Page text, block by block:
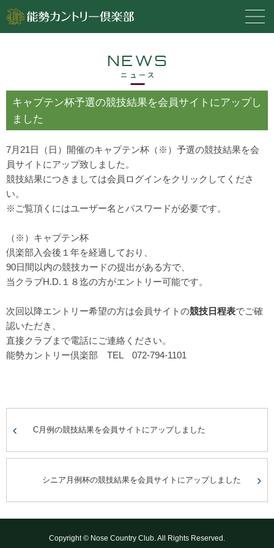
NEWS
ニュース
キャプテン杯予選の競技結果を会員サイトにアップし
ました
7月21日（日）開催のキャプテン杯（※）予選の競技結果を会
員サイトにアップ致しました。
競技結果につきましては会員ログインをクリックしてくださ
い。
※ご覧頂くにはユーザー名とパスワードが必要です。
（※）キャプテン杯
倶楽部入会後１年を経過しており、
90日間以内の競技カードの提出がある方で、
当クラブH.D.１８迄の方がエントリー可能です。
次回以降エントリー希望の方は会員サイトの競技日程表でご確
認いただき、
直接クラブまで電話にご連絡ください。
能勢カントリー倶楽部 TEL 072-794-1101
C月例の競技結果を会員サイトにアップしました
シニア月例杯の競技結果を会員サイトにアップしました
Copyright © Nose Country Club. All Rights Reserved.